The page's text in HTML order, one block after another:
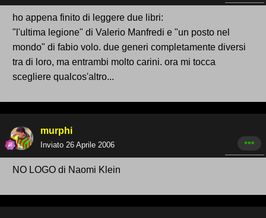
ho appena finito di leggere due libri:
"l'ultima legione" di Valerio Manfredi e "un posto nel
mondo" di fabio volo. due generi completamente diversi
tra di loro, ma entrambi molto carini. ora mi tocca
scegliere qualcos'altro...
murphi
Inviato 26 Aprile 2006
NO LOGO di Naomi Klein